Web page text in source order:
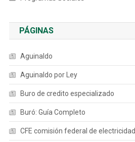
PÁGINAS
Aguinaldo
Aguinaldo por Ley
Buro de credito especializado
Buró: Guía Completo
CFE comisión federal de electricidad